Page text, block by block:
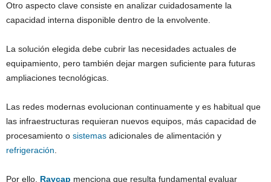
Otro aspecto clave consiste en analizar cuidadosamente la
capacidad interna disponible dentro de la envolvente.
La solución elegida debe cubrir las necesidades actuales de
equipamiento, pero también dejar margen suficiente para futuras
ampliaciones tecnológicas.
Las redes modernas evolucionan continuamente y es habitual que
las infraestructuras requieran nuevos equipos, más capacidad de
procesamiento o sistemas adicionales de alimentación y
refrigeración
Por ello, Raycap menciona que resulta fundamental evaluar